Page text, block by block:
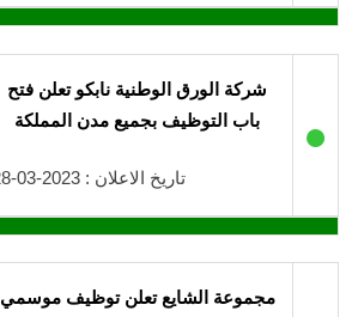
●
شركة الورق الوطنية نابكو تعلن فتح
باب التوظيف بجميع مدن المملكة
تاريخ الاعلان : 2023-03-28
مجموعة الشايع تعلن توظيف موسمي